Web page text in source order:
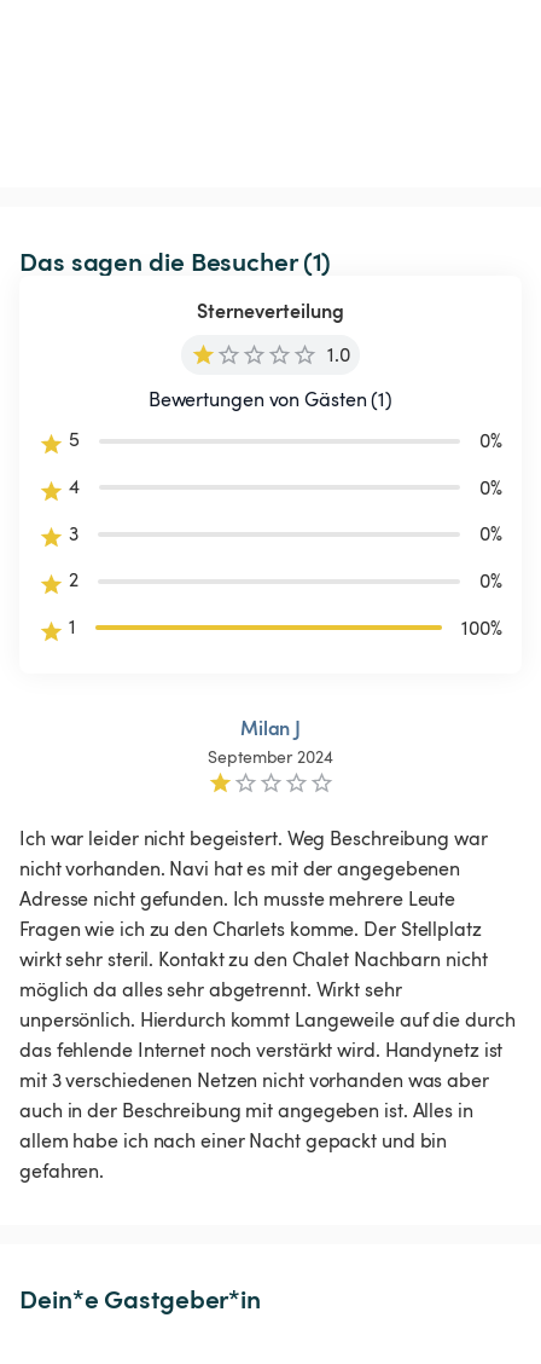
Das sagen die Besucher (1)
Sterneverteilung
1.0
Bewertungen von Gästen (1)
5
0%
4
0%
3
0%
2
0%
1
100%
Milan J
September 2024
Ich war leider nicht begeistert. Weg Beschreibung war
nicht vorhanden. Navi hat es mit der angegebenen
Adresse nicht gefunden. Ich musste mehrere Leute
Fragen wie ich zu den Charlets komme. Der Stellplatz
wirkt sehr steril. Kontakt zu den Chalet Nachbarn nicht
möglich da alles sehr abgetrennt. Wirkt sehr
unpersönlich. Hierdurch kommt Langeweile auf die durch
das fehlende Internet noch verstärkt wird. Handynetz ist
mit 3 verschiedenen Netzen nicht vorhanden was aber
auch in der Beschreibung mit angegeben ist. Alles in
allem habe ich nach einer Nacht gepackt und bin
gefahren.
Dein*e Gastgeber*in